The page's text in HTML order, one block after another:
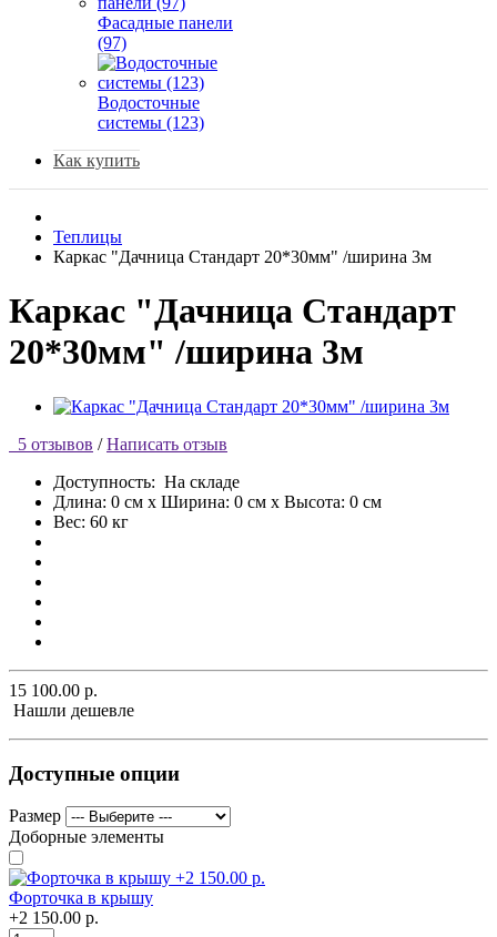
Фасадные панели
(97)
Водосточные
системы (123)
Как купить
Теплицы
Каркас "Дачница Стандарт 20*30мм" /ширина 3м
Каркас "Дачница Стандарт
20*30мм" /ширина 3м
5 отзывов / Написать отзыв
Доступность: На складе
Длина: 0 см x Ширина: 0 см x Высота: 0 см
Вес: 60 кг
15 100.00 р.
Нашли дешевле
Доступные опции
Размер
Доборные элементы
Форточка в крышу
+2 150.00 р.